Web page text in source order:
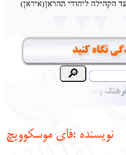
نگاه کنید
و بینش یهود
نویسنده :فای موسکوویچ